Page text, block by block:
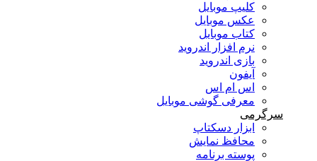
کلیپ موبایل
عکس موبایل
کتاب موبایل
نرم افزار اندروید
بازی اندروید
آیفون
اس ام اس
معرفی گوشی موبایل
سرگرمی
ابزار دسکتاپ
محافظ نمایش
پوسته برنامه